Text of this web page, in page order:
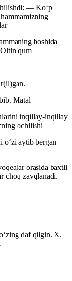
— Koʻp
boshida
qum
Matal
inqillay-inqillay
ochilishi
oʻzi aytib bergan
orasida baxtli
choq zavqlanadi.
daf qilgin. X.